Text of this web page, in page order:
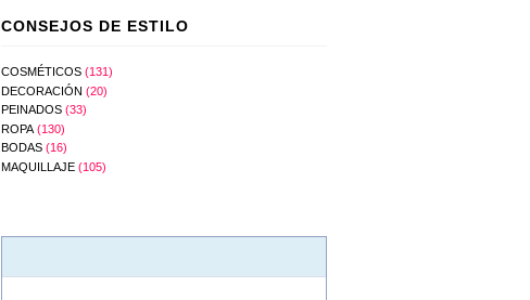
CONSEJOS DE ESTILO
COSMÉTICOS (131)
DECORACIÓN (20)
PEINADOS (33)
ROPA (130)
BODAS (16)
MAQUILLAJE (105)